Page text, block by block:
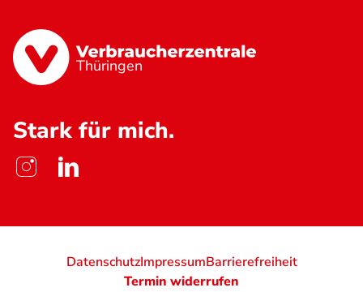
Thüringen
Stark für mich.
DatenschutzImpressumBarrierefreiheit
Termin widerrufen